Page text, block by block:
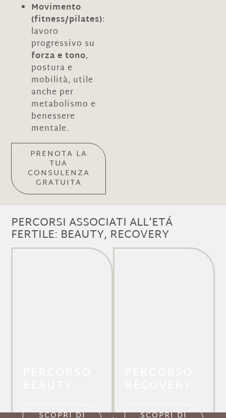
Movimento
(fitness/pilates):
lavoro
progressivo su
forza e tono,
postura e
mobilità, utile
anche per
metabolismo e
benessere
mentale.
PRENOTA LA
TUA
CONSULENZA
GRATUITA
PERCORSI ASSOCIATI ALL'ETÁ
FERTILE: BEAUTY, RECOVERY